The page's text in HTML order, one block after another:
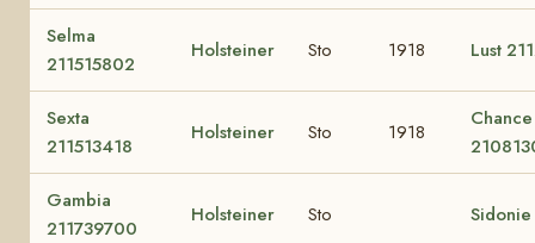
Selma
211515802
Holsteiner Sto 1918 Lust
Sexta
211513418
Holsteiner Sto 1918
Chance
Gambia
211739700
Holsteiner Sto Sidonie